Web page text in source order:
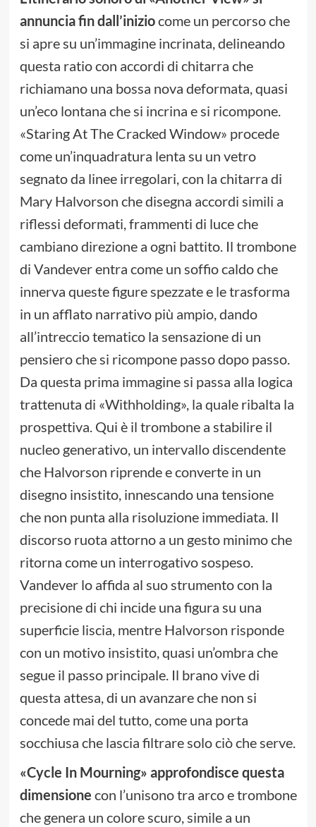
annuncia fin dall’iniziocome un percorso che
si apre su un’immagine incrinata, delineando
questa ratio con accordi di chitarra che
richiamano una bossa nova deformata, quasi
un’eco lontana che si incrina e si ricompone.
«Staring At The Cracked Window» procede
come un’inquadratura lenta su un vetro
segnato da linee irregolari, con la chitarra di
Mary Halvorson che disegna accordi simili a
riflessi deformati, frammenti di luce che
cambiano direzione a ogni battito. Il trombone
di Vandever entra come un soffio caldo che
innerva queste figure spezzate e le trasforma
in un afflato narrativo più ampio, dando
all’intreccio tematico la sensazione di un
pensiero che si ricompone passo dopo passo.
Da questa prima immagine si passa alla logica
trattenuta di «Withholding», la quale ribalta la
prospettiva. Qui è il trombone a stabilire il
nucleo generativo, un intervallo discendente
che Halvorson riprende e converte in un
disegno insistito, innescando una tensione
che non punta alla risoluzione immediata. Il
discorso ruota attorno a un gesto minimo che
ritorna come un interrogativo sospeso.
Vandever lo affida al suo strumento con la
precisione di chi incide una figura su una
superficie liscia, mentre Halvorson risponde
con un motivo insistito, quasi un’ombra che
segue il passo principale. Il brano vive di
questa attesa, di un avanzare che non si
concede mai del tutto, come una porta
socchiusa che lascia filtrare solo ciò che serve.
«Cycle In Mourning» approfondisce questa
dimensione con l’unisono tra arco e trombone
che genera un colore scuro, simile a un